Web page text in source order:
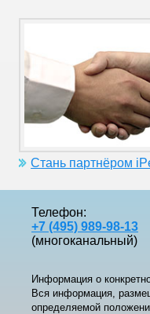
Стань партнёром
Телефон:
+7 (495) 989-98-13
(многоканальный)
Информация о
Вся информация,
определяемой